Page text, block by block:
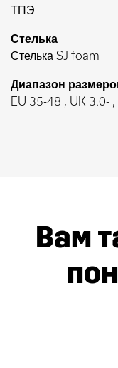
ТПЭ
Стелька
Стелька SJ foam
Диапазон
EU 35-48 , UK 3.0-
Вам